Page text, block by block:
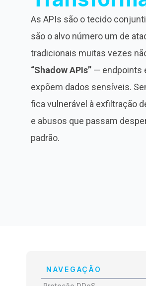
As APIs são o tecido
são o alvo número um de
tradicionais muitas vezes
“Shadow APIs” — endpoints
expõem dados sensíveis.
fica vulnerável à exfiltração
e abusos que passam
padrão.
NAVEGAÇÃO